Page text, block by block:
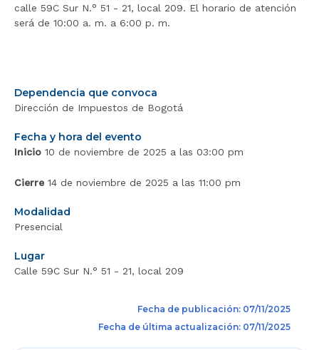
calle 59C Sur N.° 51 - 21, local 209. El horario de atención
será de 10:00 a. m. a 6:00 p. m.
Dependencia que convoca
Dirección de Impuestos de Bogotá
Fecha y hora del evento
Inicio 10 de noviembre de 2025 a las 03:00 pm
Cierre 14 de noviembre de 2025 a las 11:00 pm
Modalidad
Presencial
Lugar
Calle 59C Sur N.° 51 - 21, local 209
Fecha de publicación: 07/11/2025
Fecha de última actualización: 07/11/2025